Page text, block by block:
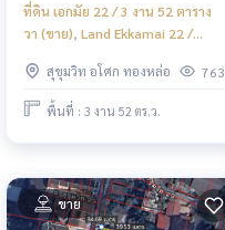
ที่ดิน เอกมัย 22 / 3 งาน 52 ตาราง
วา (ขาย), Land Ekkamai 22 /
T533สุขุมวิท อโศก ทองหล่อ 763
พื้นที่ : 3 งาน 52 ตร.ว.
ขาย